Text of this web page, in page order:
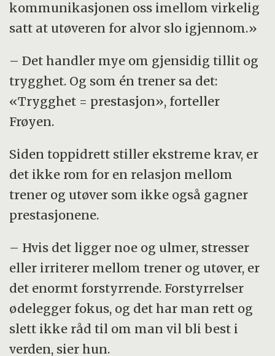
kommunikasjonen oss imellom virkelig
satt at utøveren for alvor slo igjennom.»
– Det handler mye om gjensidig tillit og
trygghet. Og som én trener sa det:
«Trygghet = prestasjon», forteller
Frøyen.
Siden toppidrett stiller ekstreme krav, er
det ikke rom for en relasjon mellom
trener og utøver som ikke også gagner
prestasjonene.
– Hvis det ligger noe og ulmer, stresser
eller irriterer mellom trener og utøver, er
det enormt forstyrrende. Forstyrrelser
ødelegger fokus, og det har man rett og
slett ikke råd til om man vil bli best i
verden, sier hun.